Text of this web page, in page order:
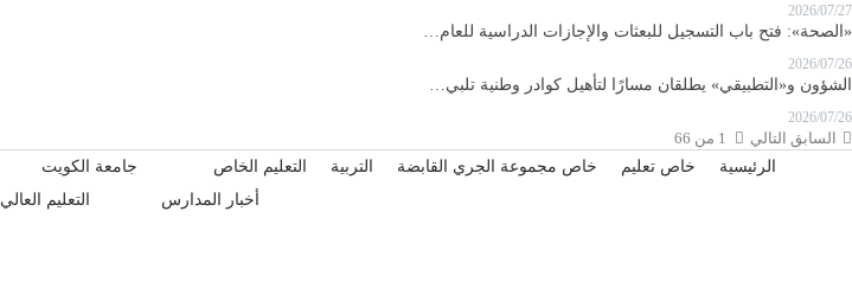
2026/07/27
«الصحة»: فتح باب التسجيل للبعثات والإجازات الدراسية للعام…
2026/07/26
الشؤون و«التطبيقي» يطلقان مسارًا لتأهيل كوادر وطنية تلبي…
2026/07/26
السابق التالي
1 من 66
الرئيسية
خاص تعليم خاص مجموعة الجري القابضة التربية
التعليم الخاص
أخبار المدارس
جامعة الكويت
التعليم العالي